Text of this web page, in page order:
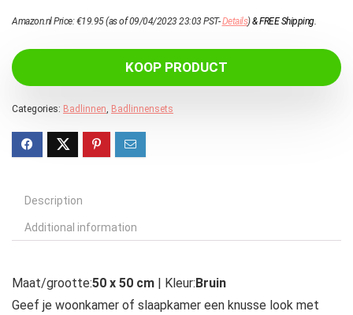
Amazon.nl Price:€19.95(as of 09/04/2023 23:03 PST-Details)&FREE Shipping.
KOOP PRODUCT
Categories: Badlinnen, Badlinnensets
Description
Additional information
Maat/grootte:50 x 50 cm | Kleur:Bruin
Geef je woonkamer of slaapkamer een knusse look met